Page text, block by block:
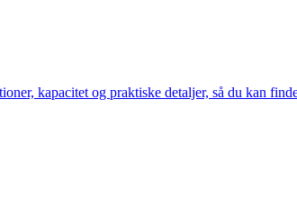
kapacitet og praktiske detaljer, så du kan